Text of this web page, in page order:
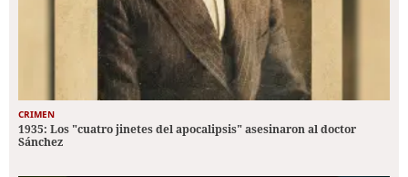
CRIMEN
1935: Los "cuatro jinetes del apocalipsis" asesinaron al doctor
Sánchez